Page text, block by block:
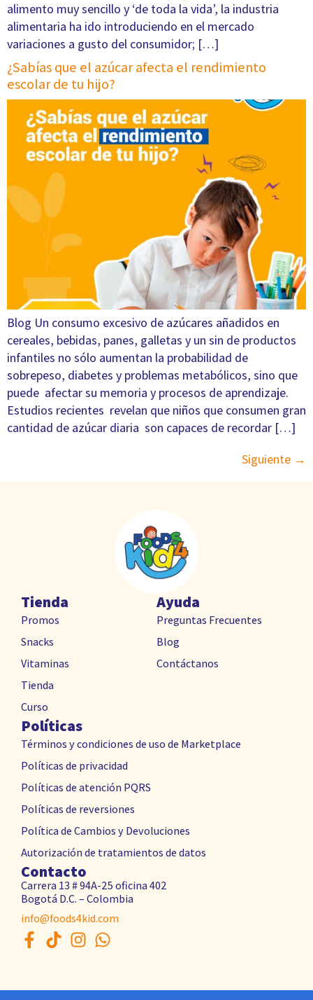
alimento muy sencillo y ‘de toda la vida’, la industria
alimentaria ha ido introduciendo en el mercado
variaciones a gusto del consumidor; […]
¿Sabías que el azúcar afecta el rendimiento
escolar de tu hijo?
Blog Un consumo excesivo de azúcares añadidos en
cereales, bebidas, panes, galletas y un sin de productos
infantiles no sólo aumentan la probabilidad de
sobrepeso, diabetes y problemas metabólicos, sino que
puede afectar su memoria y procesos de aprendizaje.
Estudios recientes revelan que niños que consumen gran
cantidad de azúcar diaria son capaces de recordar […]
Siguiente →
Tienda
Promos
Snacks
Vitaminas
Tienda
Curso
Ayuda
Preguntas Frecuentes
Blog
Contáctanos
Políticas
Términos y condiciones de uso de Marketplace
Políticas de privacidad
Políticas de atención PQRS
Políticas de reversiones
Política de Cambios y Devoluciones
Autorización de tratamientos de datos
Contacto
Carrera 13 # 94A-25 oficina 402
Bogotá D.C. – Colombia
info@foods4kid.com